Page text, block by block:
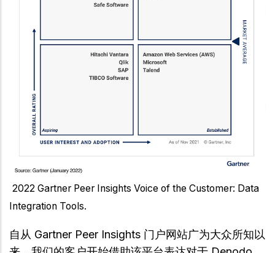
2022 Gartner Peer Insights Voice of the Customer: Data
Integration Tools.
自从 Gartner Peer Insights 门户网站广为大众所知以